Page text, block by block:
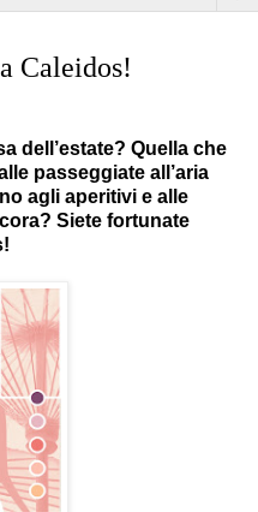
Caleidos!
dell’estate? Quella che
passeggiate all’aria
agli aperitivi e alle
Siete fortunate